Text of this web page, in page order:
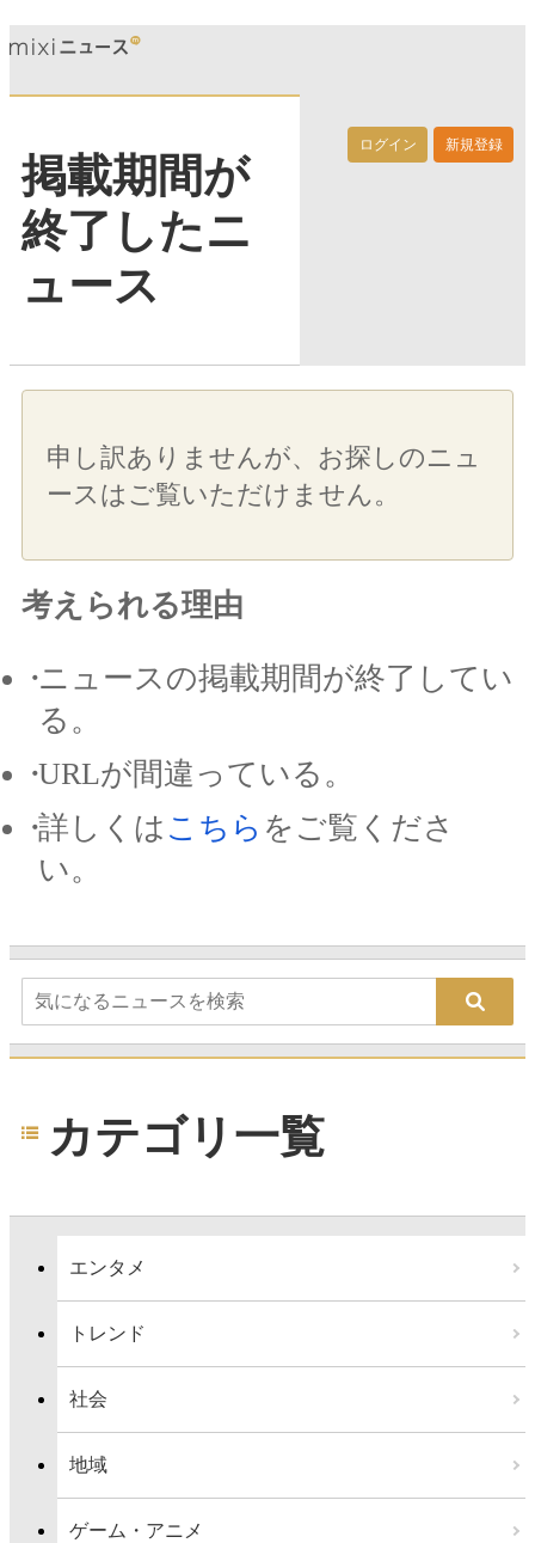
ログイン 新規登録
掲載期間が
終了したニ
ュース
申し訳ありませんが、お探しのニュ
ースはご覧いただけません。
考えられる理由
ニュースの掲載期間が終了してい
る。
URLが間違っている。
詳しくは こちら をご覧くださ
い。
カテゴリ一覧
エンタメ
トレンド
社会
地域
ゲーム・アニメ